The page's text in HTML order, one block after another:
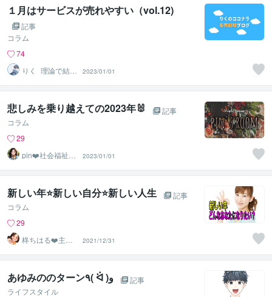
１月はサービスが売れやすい（vol.12)
記事
コラム
74
りく_理論で結果
を出すサービス
販売
2023/01/01
悲しみを乗り越えての2023年🐰
記事
コラム
29
pin❤️社会福祉
士・精神保健福
祉士
2023/01/01
新しい年⭐️新しい自分⭐️新しい人生
記事
コラム
29
柊ちはる❤️主婦
のお悩み相談Ro
om❤️
2021/12/31
あゆみののターン٩( ᐛ )و
記事
ライフスタイル